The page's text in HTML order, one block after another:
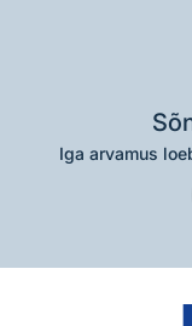
Iga arvamus